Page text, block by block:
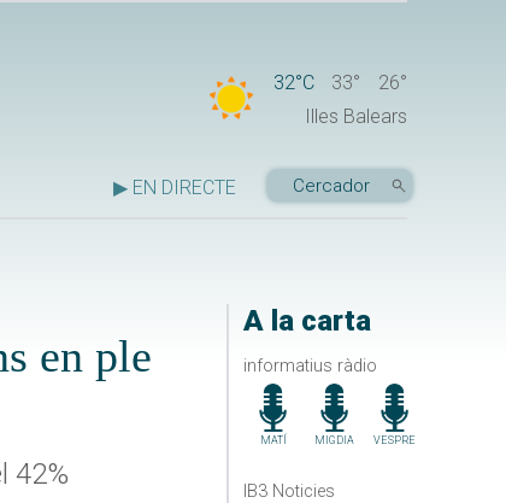
32°C 33°
26°
Illes Balears
▶ EN DIRECTE
A la carta
informatius ràdio
MATÍ MIGDIA VESPRE
IB3 Noticies
en ple
42%